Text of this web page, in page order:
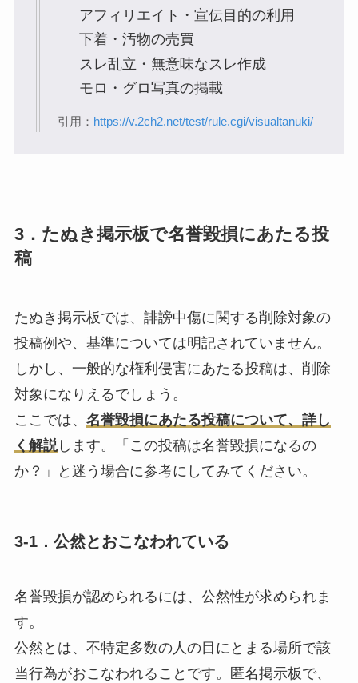
アフィリエイト・宣伝目的の利用
下着・汚物の売買
スレ乱立・無意味なスレ作成
モロ・グロ写真の掲載
引用： https://v.2ch2.net/test/rule.cgi/visualtanuki/
3．たぬき掲示板で名誉毀損にあたる投
稿
たぬき掲示板では、誹謗中傷に関する削除対象の
投稿例や、基準については明記されていません。
しかし、一般的な権利侵害にあたる投稿は、削除
対象になりえるでしょう。
ここでは、 名誉毀損にあたる投稿について、詳し
く解説します。「この投稿は名誉毀損になるの
か？」と迷う場合に参考にしてみてください。
3-1．公然とおこなわれている
名誉毀損が認められるには、 公然性が求められま
す。
公然とは、不特定多数の人の目にとまる場所で該
当行為がおこなわれることです。匿名掲示板で、